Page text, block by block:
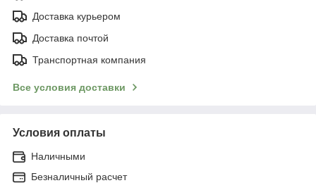
Доставка курьером
Доставка почтой
Транспортная компания
Все условия доставки
Условия оплаты
Наличными
Безналичный расчет